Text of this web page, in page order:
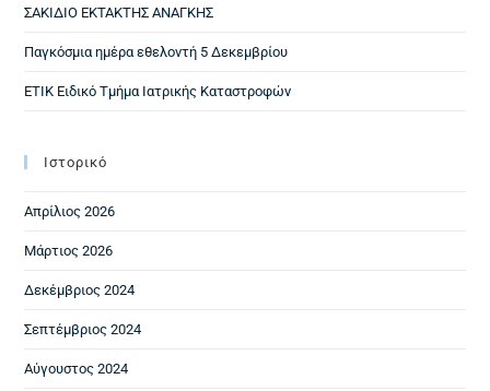
ΣΑΚΙΔΙΟ ΕΚΤΑΚΤΗΣ ΑΝΑΓΚΗΣ
Παγκόσμια ημέρα εθελοντή 5 Δεκεμβρίου
ΕΤΙΚ Ειδικό Τμήμα Ιατρικής Καταστροφών
Ιστορικό
Απρίλιος 2026
Μάρτιος 2026
Δεκέμβριος 2024
Σεπτέμβριος 2024
Αύγουστος 2024